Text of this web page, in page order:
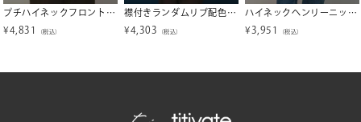
プチハイネックフロントギャザーボタンニット【miette ミエット】【メール便可／100】
¥4,831 （税込）
襟付きランダムリブ配色ニットカーディガン【miette ミエット】
¥4,303 （税込）
ハイネックヘンリーニットトップス【miette ミエット】
¥ 3,951 （税込）